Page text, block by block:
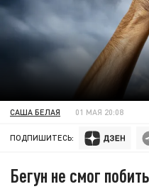
САША БЕЛАЯ 01 МАЯ 20:08
ПОДПИШИТЕСЬ:
Бегун не смог